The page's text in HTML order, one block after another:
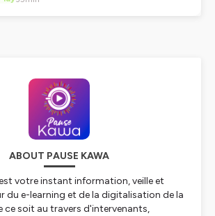
ABOUT PAUSE KAWA
votre instant information, veille et
du e-learning et de la digitalisation de la
ce soit au travers d'intervenants,